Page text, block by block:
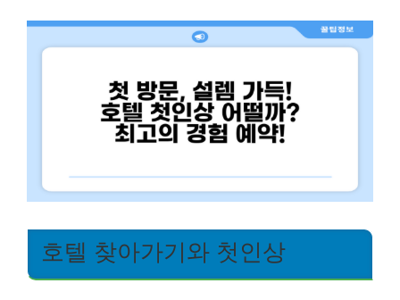
호텔 찾아가기와 첫인상